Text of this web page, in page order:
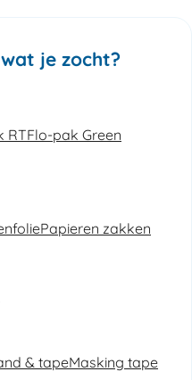
je zocht?
RTFlo-pak Green
Papieren zakken
& tapeMasking tape